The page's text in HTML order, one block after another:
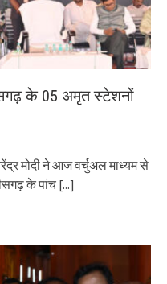
के 05 अमृत स्टेशनों
मोदी ने आज वर्चुअल माध्यम से
के पांच [...]